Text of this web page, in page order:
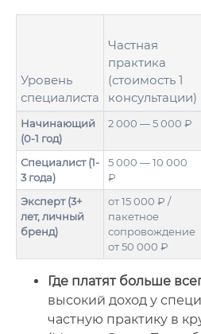
Уровень
специалиста
Частная
практика
(стоимость 1
консультации)
Начинающий
(0-1 год)
2 000 — 5 000 ₽
Специалист (1-
3 года)
5 000 — 10 000
₽
Эксперт (3+
лет, личный
бренд)
от 15 000 ₽ /
пакетное
сопровождение
от 50 000 ₽
Где платят больше
высокий доход у
частную практику в